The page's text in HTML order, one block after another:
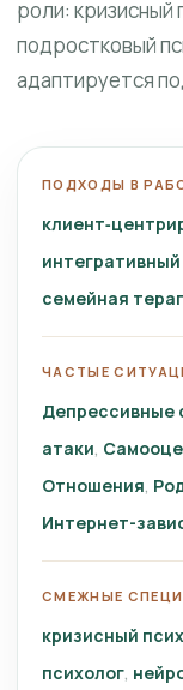
роли: кризисный
подростковый
адаптируется
ПОДХОДЫ В
семейная
ЧАСТЫЕ
Депрессивные
атаки
Отношения
Интернет-
СМЕЖНЫЕ
кризисный
психолог